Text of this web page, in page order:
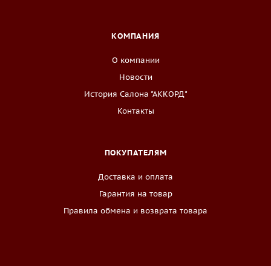
КОМПАНИЯ
О компании
Новости
История Салона "АККОРД"
Контакты
ПОКУПАТЕЛЯМ
Доставка и оплата
Гарантия на товар
Правила обмена и возврата товара